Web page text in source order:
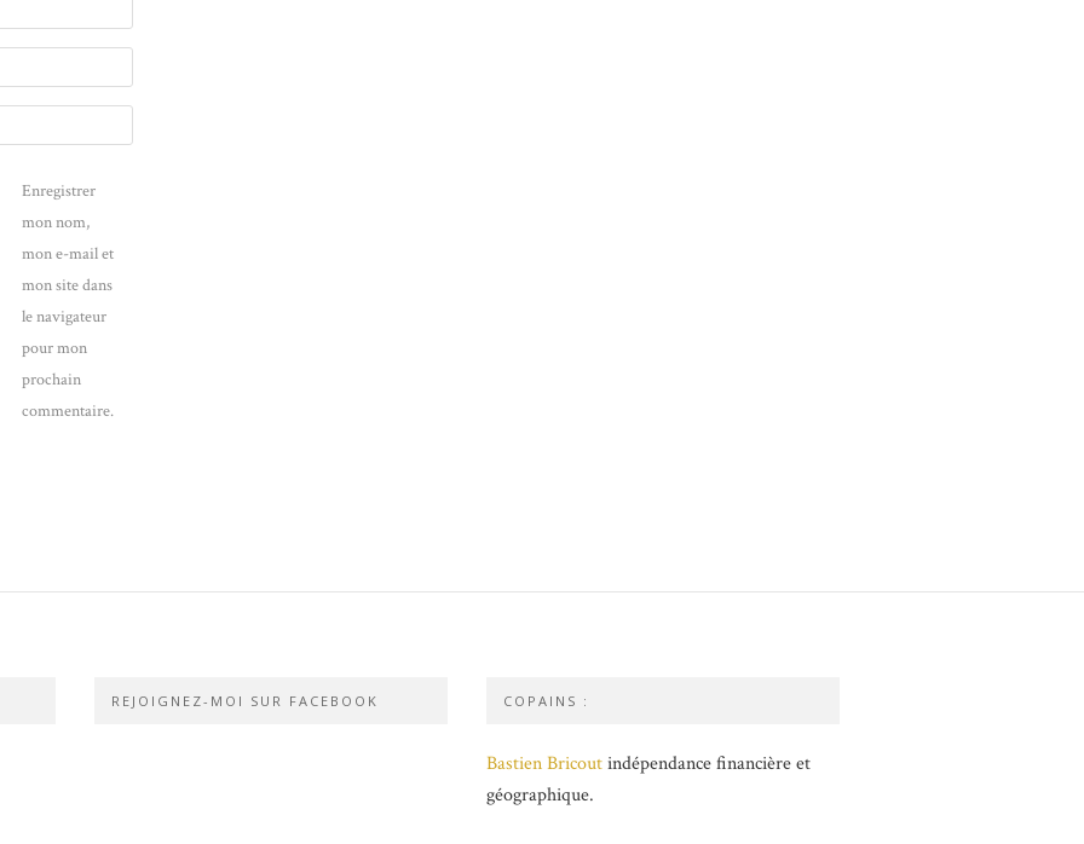
Enregistrer
mon nom,
mon e-mail et
mon site dans
le navigateur
pour mon
prochain
commentaire.
REJOIGNEZ-MOI SUR FACEBOOK COPAINS :
Bastien Bricoutindépendance financière et
géographique.